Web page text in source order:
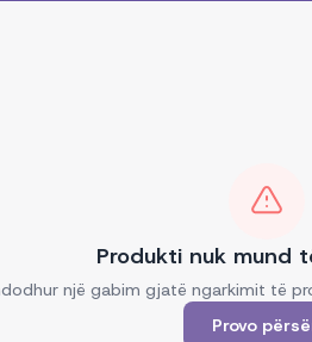
Produkti nuk mund
një gabim gjatë ngarkimit të
Provo